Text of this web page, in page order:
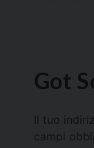
Got
Il tuo
campi